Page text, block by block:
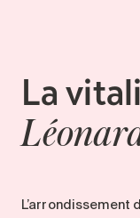
La
L’arrondissement